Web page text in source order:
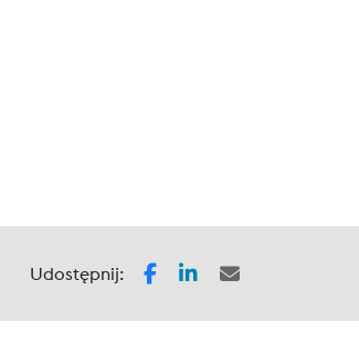
Udostępnij: